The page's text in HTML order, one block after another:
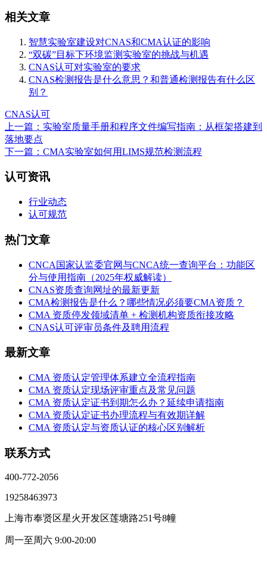
相关文章
智慧实验室建设对CNAS和CMA认证的影响
“双碳”目标下环境监测实验室的挑战与机遇
CNAS认可对实验室的要求
CNAS检测报告是什么意思？和普通检测报告有什么区
别？
CNAS认可
上一篇：实验室质量手册和程序文件编写指南：从框架搭建到
落地要点
下一篇：CMA实验室如何用LIMS规范检测流程
认可资讯
行业动态
认可规范
热门文章
CNCA国家认监委官网与CNCA统一查询平台：功能区
分与使用指南（2025年权威解读）
CNAS资质查询网址的最新更新
CMA检测报告是什么？哪些情况必须要CMA资质？
CMA 资质停发领域清单 + 检测机构资质衔接攻略
CNAS认可评审员条件及聘用流程
最新文章
CMA 资质认定管理体系建立全流程指南
CMA 资质认定现场评审重点及常见问题
CMA 资质认定证书到期怎么办？延续申请指南
CMA 资质认定证书办理流程与有效期详解
CMA 资质认定与资质认证的核心区别解析
联系方式
400-772-2056
19258463973
上海市奉贤区星火开发区莲塘路251号8幢
周一至周六 9:00-20:00